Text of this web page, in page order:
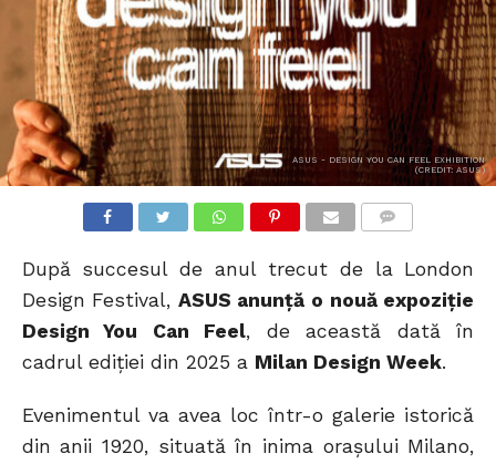
ASUS - DESIGN YOU CAN FEEL EXHIBITION
(CREDIT: ASUS)
După succesul de anul trecut de la London
Design Festival, ASUS anunță o nouă expoziție
Design You Can Feel, de această dată în
cadrul ediției din 2025 a Milan Design Week.
Evenimentul va avea loc într-o galerie istorică
din anii 1920, situată în inima orașului Milano,